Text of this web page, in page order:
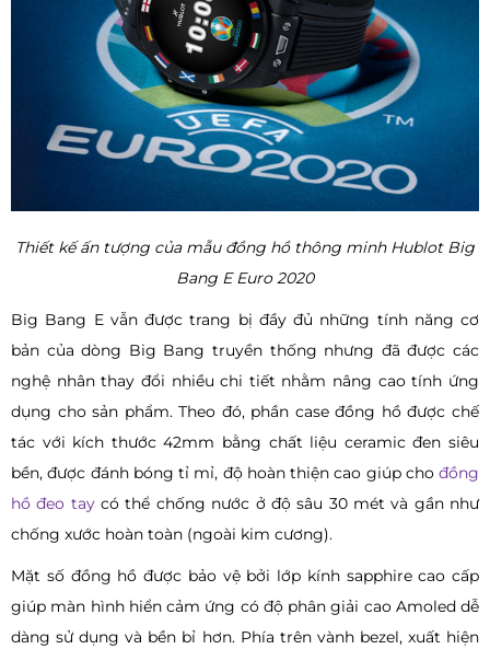
Thiết kế ấn tượng của mẫu đồng hồ thông minh Hublot Big
Bang E Euro 2020
Big Bang E vẫn được trang bị đầy đủ những tính năng cơ
bản của dòng Big Bang truyền thống nhưng đã được các
nghệ nhân thay đổi nhiều chi tiết nhằm nâng cao tính ứng
dụng cho sản phẩm. Theo đó, phần case đồng hồ được chế
tác với kích thước 42mm bằng chất liệu ceramic đen siêu
bền, được đánh bóng tỉ mỉ, độ hoàn thiện cao giúp cho đồng
hồ đeo taycó thể chống nước ở độ sâu 30 mét và gần như
chống xước hoàn toàn (ngoài kim cương).
Mặt số đồng hồ được bảo vệ bởi lớp kính sapphire cao cấp
giúp màn hình hiển cảm ứng có độ phân giải cao Amoled dễ
dàng sử dụng và bền bỉ hơn. Phía trên vành bezel, xuất hiện